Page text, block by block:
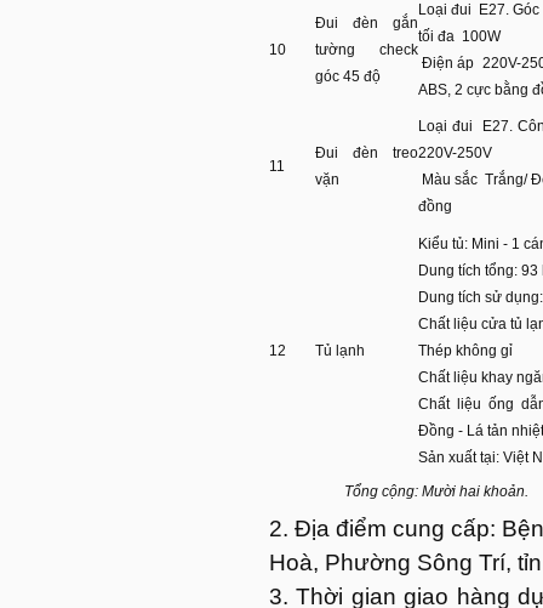
10
Đui đèn gắn
tường check
góc 45 độ
Loại đui E27.
tối đa 100W
Điện áp 220V-
ABS, 2 cực bằng
11
Đui đèn treo
vặn
Loại đui E27.
220V-250V
Màu sắc Trắng/
đồng
12 Tủ lạnh
Kiểu tủ: Mini - 1
Dung tích tổng: 93
Dung tích sử
Chất liệu cửa tủ
Thép không gỉ
Chất liệu khay
Chất liệu ống
Đồng - Lá tản
Sản xuất tại: Việt
Tổng cộng: Mười hai khoản.
2. Địa điểm cung cấp:
Hoà, Phường Sông Trí,
3. Thời gian giao hàng